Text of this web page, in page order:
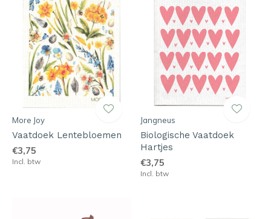
More Joy
Vaatdoek Lentebloemen
€3,75
Incl. btw
Jangneus
Biologische Vaatdoek
Hartjes
€3,75
Incl. btw